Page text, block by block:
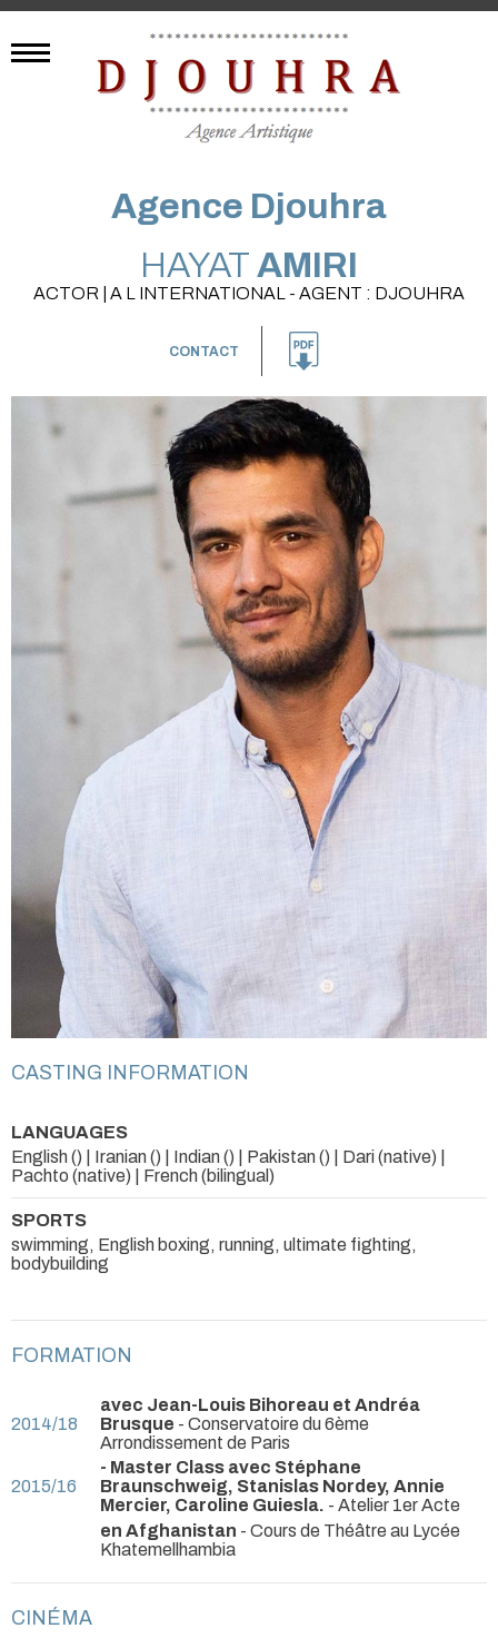
Agence Djouhra
HAYAT AMIRI
ACTOR | A L INTERNATIONAL - AGENT : DJOUHRA
CONTACT
CASTING INFORMATION
LANGUAGES
English () | Iranian () | Indian () | Pakistan () | Dari (native) |
Pachto (native) | French (bilingual)
SPORTS
swimming, English boxing, running, ultimate fighting,
bodybuilding
FORMATION
2014/18
avec Jean-Louis Bihoreau et Andréa
Brusque - Conservatoire du 6ème
Arrondissement de Paris
2015/16
- Master Class avec Stéphane
Braunschweig, Stanislas Nordey, Annie
Mercier, Caroline Guiesla. - Atelier 1er Acte
en Afghanistan - Cours de Théâtre au Lycée
Khatemellhambia
CINÉMA